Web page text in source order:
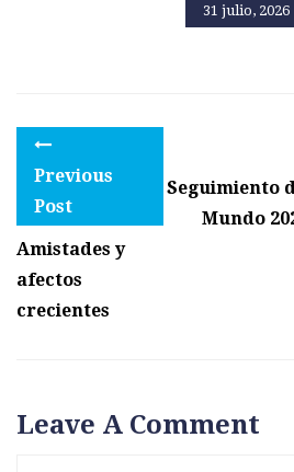
31 julio, 2026
Previous
Post
Amistades y
afectos
crecientes
Seguimiento
Mundo
Leave A Comment